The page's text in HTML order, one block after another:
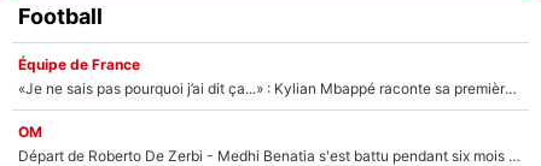
Football
Équipe de France
«Je ne sais pas pourquoi j’ai dit ça...» : Kylian Mbappé raconte sa première rencontre avec Zinédine Zidane (et c’est très drôle)
OM
Départ de Roberto De Zerbi - Medhi Benatia s'est battu pendant six mois pour le retenir à l'OM, le PSG a été le naufrage de trop : «Je pars avec toi»